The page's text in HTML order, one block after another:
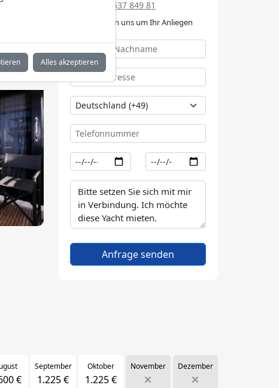
+49 152 537 849 81
Wir kümmern uns um Ihr Anliegen
Anfrage senden
€
September
1.225 €
Oktober
1.225 €
November Dezember
Alles akzeptieren